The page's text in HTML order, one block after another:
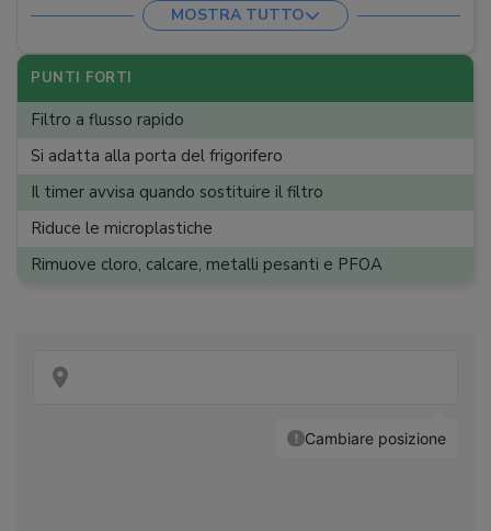
MOSTRA TUTTO
PUNTI FORTI
Filtro a flusso rapido
Si adatta alla porta del frigorifero
Il timer avvisa quando sostituire il filtro
Riduce le microplastiche
Rimuove cloro, calcare, metalli pesanti e PFOA